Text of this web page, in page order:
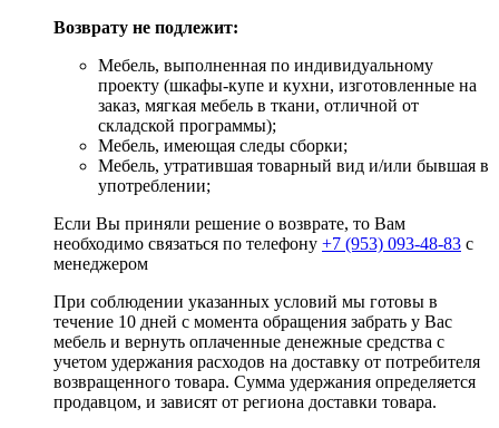
Возврату не подлежит:
Мебель, выполненная по индивидуальному
проекту (шкафы-купе и кухни, изготовленные на
заказ, мягкая мебель в ткани, отличной от
складской программы);
Мебель, имеющая следы сборки;
Мебель, утратившая товарный вид и/или бывшая в
употреблении;
Если Вы приняли решение о возврате, то Вам
необходимо связаться по телефону +7 (953) 093-48-83 с
менеджером
При соблюдении указанных условий мы готовы в
течение 10 дней с момента обращения забрать у Вас
мебель и вернуть оплаченные денежные средства с
учетом удержания расходов на доставку от потребителя
возвращенного товара. Сумма удержания определяется
продавцом, и зависят от региона доставки товара.